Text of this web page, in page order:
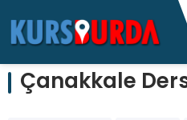
Çanakkale